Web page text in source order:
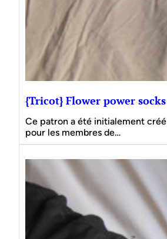
{Tricot} Flower power socks
Ce patron a été initialement créé
pour les membres de…